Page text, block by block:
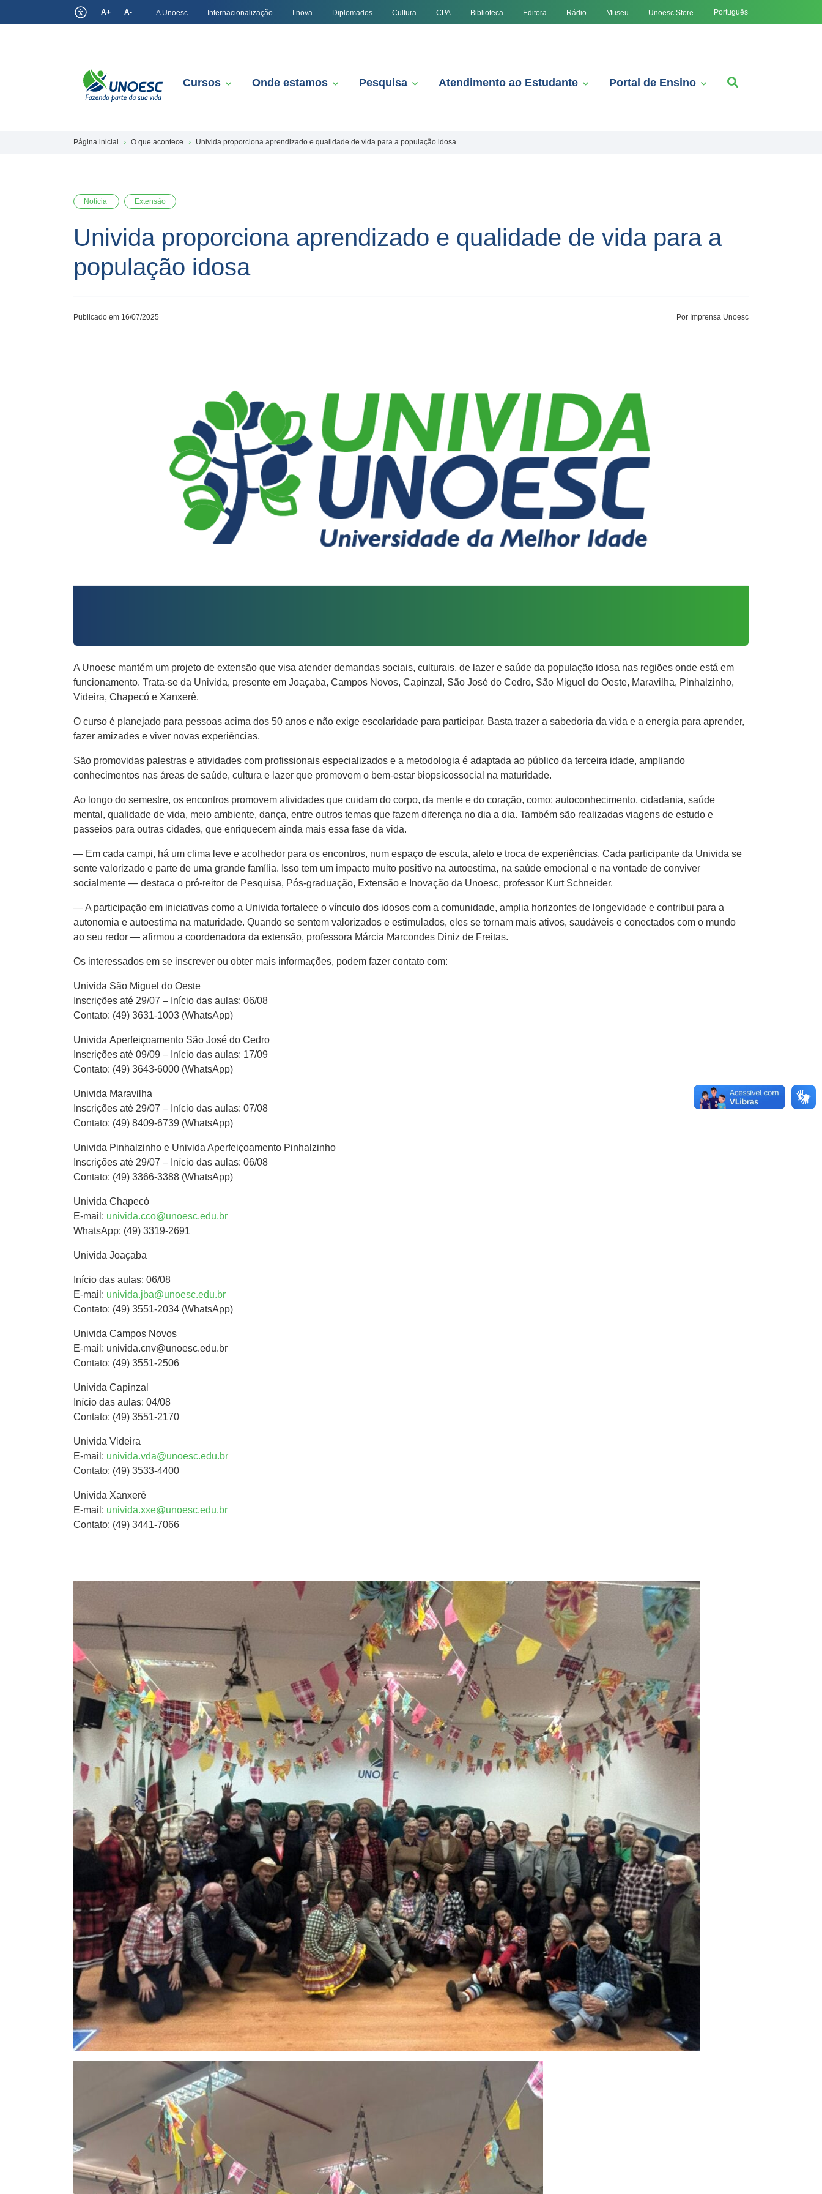
A+ A- A Unoesc Internacionalização I.nova Diplomados Cultura CPA Biblioteca Editora Rádio Museu Unoesc Store Português
Cursos Onde estamos Pesquisa Atendimento ao Estudante Portal de Ensino
Página inicial O que acontece Univida proporciona aprendizado e qualidade de vida para a população idosa
Notícia Extensão
Univida proporciona aprendizado e qualidade de vida para a
população idosa
Publicado em 16/07/2025 Por Imprensa Unoesc
A Unoesc mantém um projeto de extensão que visa atender demandas sociais, culturais, de lazer e saúde da população idosa nas regiões onde está em
funcionamento. Trata-se da Univida, presente em Joaçaba, Campos Novos, Capinzal, São José do Cedro, São Miguel do Oeste, Maravilha, Pinhalzinho,
Videira, Chapecó e Xanxerê.
O curso é planejado para pessoas acima dos 50 anos e não exige escolaridade para participar. Basta trazer a sabedoria da vida e a energia para aprender,
fazer amizades e viver novas experiências.
São promovidas palestras e atividades com profissionais especializados e a metodologia é adaptada ao público da terceira idade, ampliando
conhecimentos nas áreas de saúde, cultura e lazer que promovem o bem-estar biopsicossocial na maturidade.
Ao longo do semestre, os encontros promovem atividades que cuidam do corpo, da mente e do coração, como: autoconhecimento, cidadania, saúde
mental, qualidade de vida, meio ambiente, dança, entre outros temas que fazem diferença no dia a dia. Também são realizadas viagens de estudo e
passeios para outras cidades, que enriquecem ainda mais essa fase da vida.
— Em cada campi, há um clima leve e acolhedor para os encontros, num espaço de escuta, afeto e troca de experiências. Cada participante da Univida se
sente valorizado e parte de uma grande família. Isso tem um impacto muito positivo na autoestima, na saúde emocional e na vontade de conviver
socialmente — destaca o pró-reitor de Pesquisa, Pós-graduação, Extensão e Inovação da Unoesc, professor Kurt Schneider.
— A participação em iniciativas como a Univida fortalece o vínculo dos idosos com a comunidade, amplia horizontes de longevidade e contribui para a
autonomia e autoestima na maturidade. Quando se sentem valorizados e estimulados, eles se tornam mais ativos, saudáveis e conectados com o mundo
ao seu redor — afirmou a coordenadora da extensão, professora Márcia Marcondes Diniz de Freitas.
Os interessados em se inscrever ou obter mais informações, podem fazer contato com:
Univida São Miguel do Oeste
Inscrições até 29/07 – Início das aulas: 06/08
Contato: (49) 3631-1003 (WhatsApp)
Univida Aperfeiçoamento São José do Cedro
Inscrições até 09/09 – Início das aulas: 17/09
Contato: (49) 3643-6000 (WhatsApp)
Univida Maravilha
Inscrições até 29/07 – Início das aulas: 07/08
Contato: (49) 8409-6739 (WhatsApp)
Univida Pinhalzinho e Univida Aperfeiçoamento Pinhalzinho
Inscrições até 29/07 – Início das aulas: 06/08
Contato: (49) 3366-3388 (WhatsApp)
Univida Chapecó
E-mail: univida.cco@unoesc.edu.br
WhatsApp: (49) 3319-2691
Univida Joaçaba
Início das aulas: 06/08
E-mail: univida.jba@unoesc.edu.br
Contato: (49) 3551-2034 (WhatsApp)
Univida Campos Novos
E-mail: univida.cnv@unoesc.edu.br
Contato: (49) 3551-2506
Univida Capinzal
Início das aulas: 04/08
Contato: (49) 3551-2170
Univida Videira
E-mail: univida.vda@unoesc.edu.br
Contato: (49) 3533-4400
Univida Xanxerê
E-mail: univida.xxe@unoesc.edu.br
Contato: (49) 3441-7066